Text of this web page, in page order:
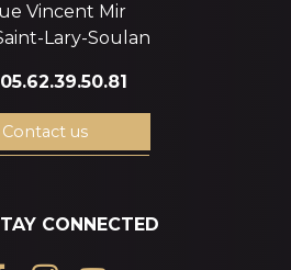
Vincent Mir
Lary-Soulan
05.62.39.50.81
Contact us
CONNECTED